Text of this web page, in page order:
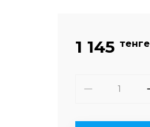
1 145 тенге